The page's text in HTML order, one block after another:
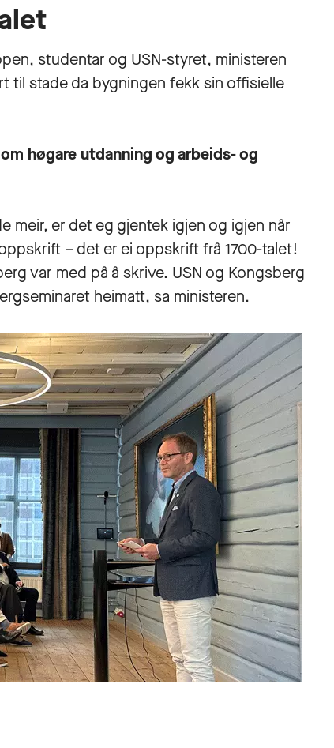
studentar og USN-styret, ministeren
til stade da bygningen fekk sin offisielle
høgare utdanning og arbeids- og
meir, er det eg gjentek igjen og igjen når
– det er ei oppskrift frå 1700-talet!
var med på å skrive. USN og Kongsberg
heimatt, sa ministeren.